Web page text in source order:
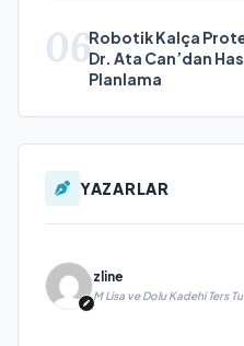
06Robotik Kalça
Dr. Ata Can’dan
Planlama
YAZARLAR
zline
M Lisa ve Dolu Kadehi Ters